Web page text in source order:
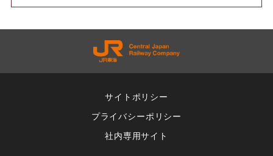
サイトポリシー
プライバシーポリシー
社内専用サイト